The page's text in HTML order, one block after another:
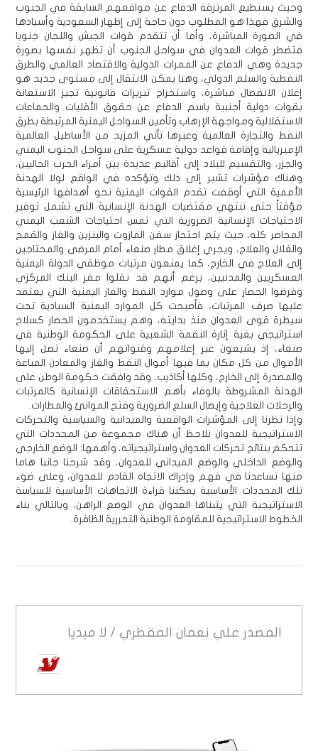
وحيث يستطيع المرتزقة الدفاع عن مواقعهم السابقة في الجنوب
والشرق فهذا هو المطلوب دون حاجة إلى إظهار السعودية وأسيادها
في الصورة المباشرة، وأما أن تتقدم قوات الجيش واللجان جنوبا
فتضطر قوات العدوان في سواحل الجنوب أن تظهر نفسها بصورة
جديدة وهي الدفاع عن الممرات الدولية والاقتصاد العالمي والطرق
النفطية والسلم الدولي، وهنا يمكن الانتقال إلى مستوى جديد هو
إعلان الانفصال مباشرة، واستخراج تبريرات قانونية تجيز الاستعانة
بقوات دولية أجنبية باسم الدفاع عن حقوق الأقليات والجماعات
الاستقلالية ومواجهة الإرهاب وتأمين السواحل اليمنية المرتبطة بطرق
النفط والتجارة العالمية وعبرها تأتي المزيد من الأساطيل العالمية
الإمبريالية وإقامة قواعد دولية عسكرية على سواحل الجنوب اليمني
والجزر، والتقسيم للبلاد إلى أقاليم عديدة بين أمراء الحرب الحاليين،
وهناك مؤشرات تشير إلى ذلك وتؤكده في الواقع لولا الهدنة
الأممية التي أوقفت تقدم القوات اليمنية نحو أهدافها الرئيسية
مؤقتاً حتى تنتهي مقتضيات الهدنة الإنسانية التي تشمل توفير
الاحتياجات الإنسانية الضرورية التي تمس احتياجات الشعب اليمني
المحاصر كله، حيث يتم احتجاز سفن المازوت والبنزين والغاز والقمح
والغلال والعلاج، ويجري إغلاق مطار صنعاء أمام المرضى والمحتاجين
إلى العلاج في الخارج، كما يمنعون مرتبات موظفي الدولة اليمنية
العسكريين والمدنيين، برغم أنهم قد نقلوا مقر البنك المركزي
وفرضوا الحصار على وصول موارد النفط والغاز اليمنية التي يعتمد
عليها صرف المرتبات، فأصبحت كل الموارد اليمنية السيادية تحت
سيطرة قوى العدوان منذ بدايته، وهم يستخدمون الحصار كسلاح
استراتيجي بغية إثارة النقمة الشعبية على الحكومة الوطنية في
صنعاء، إذ يشيعون عبر إعلامهم وقنواتهم أن صنعاء تصل إليها
الأموال من كل مكان بما فيها أموال النفط والغاز والمعادن المباعة
والمصدرة إلى الخارج، وكلها أكاذيب، وقد وافقت حكومة الوطن على
الهدنة المشروطة بالوفاء بأهم الاستحقاقات الإنسانية كالمرتبات
والرحلات العلاجية وإيصال السلع الضرورية وفتح الموانئ والمطارات.
وإذا نظرنا إلى المؤشرات الواقعية والميدانية والسياسية والتحركات
الاستراتيجية للعدوان نلاحظ أن هناك مجموعة من المحددات التي
تتحكم بنتائج تحركات العدوان واستراتيجياته، وأهمها: الوضع الخارجي
والوضع الداخلي والوضع الميداني للعدوان، وقد شرحنا جانبا هاما
منها تساعدنا في فهم وإدراك الاتجاه القادم للعدوان، وعلى ضوء
تلك المحددات الأساسية يمكننا قراءة الاتجاهات الأساسية للسياسة
الاستراتيجية التي يتبناها العدوان في الوضع الراهن، وبالتالي بناء
الخطوط الاستراتيجية للمقاومة الوطنية التحررية الظافرة.
المصدر علي نعمان المقطري / لا ميديا